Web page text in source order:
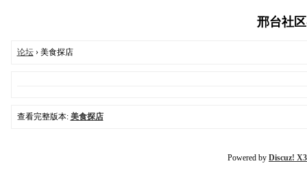
邢台社
论坛› 美食探店
查看完整版本: 美食探店
Powered by Discuz!